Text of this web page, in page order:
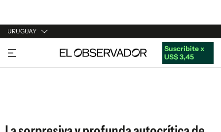
URUGUAY
URUGUAY
ARGENTINA
Suscribite x
US$ 3,45